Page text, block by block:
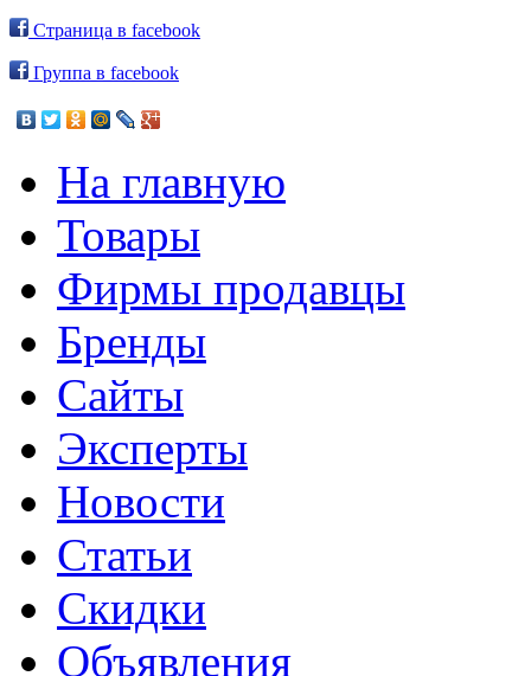
Страница в facebook
Группа в facebook
На главную
Товары
Фирмы продавцы
Бренды
Сайты
Эксперты
Новости
Статьи
Скидки
Объявления